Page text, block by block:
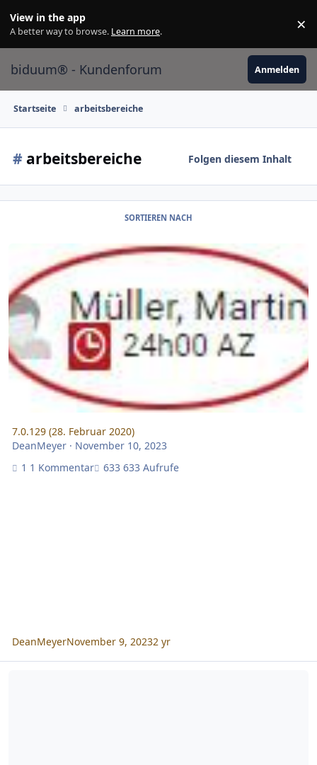
View in the app
A better way to browse. Learn more. ×
biduum® - Kundenforum Anmelden
Startseite arbeitsbereiche
# arbeitsbereiche Folgen diesem Inhalt
SORTIEREN NACH
7.0.129 (28. Februar 2020)
7.0.129 (28. Februar 2020)
DeanMeyer· November 10, 2023
1 Kommentar
633 Aufrufe
DeanMeyerNovember 9, 20232 yr